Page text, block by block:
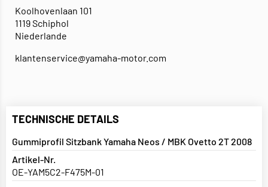
Koolhovenlaan 101
1119 Schiphol
Niederlande
klantenservice@yamaha-motor.com
TECHNISCHE DETAILS
Gummiprofil Sitzbank Yamaha Neos / MBK Ovetto 2T 2008
Artikel-Nr.
OE-YAM5C2-F475M-01